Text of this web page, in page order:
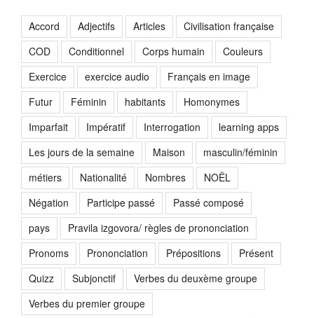
Accord Adjectifs Articles
Civilisation française
COD
Conditionnel Corps humain
Couleurs
Exercice
exercice audio
Français en image
Futur
Féminin habitants
Homonymes
Imparfait
Impératif Interrogation
learning apps
Les jours de la semaine
Maison
masculin/féminin
métiers
Nationalité Nombres
NOËL
Négation
Participe passé
Passé composé
pays
Pravila izgovora/ règles de prononciation
Pronoms
Prononciation Prépositions
Présent
Quizz
Subjonctif
Verbes du deuxème groupe
Verbes du premier groupe